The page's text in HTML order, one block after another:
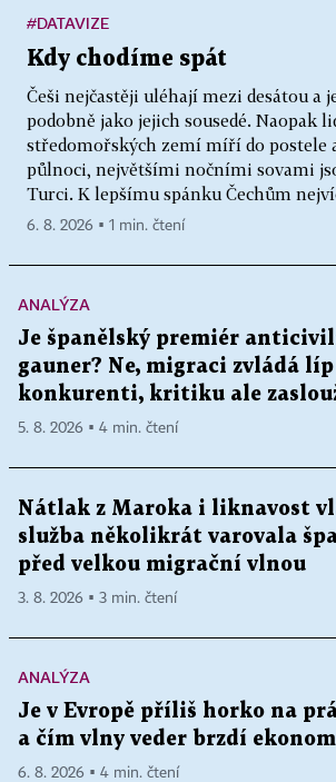
Kdy chodíme spát
Češi nejčastěji uléhají mezi desátou a
podobně jako jejich sousedé. Naopak
středomořských zemí míří do postele
půlnoci, největšími nočními sovami
Turci. K lepšímu spánku Čechům
#DATAVIZE
6. 8. 2026 ▪ 1 min. čtení
ANALÝZA
Je španělský premiér
gauner? Ne, migraci zvládá líp
konkurenti, kritiku ale
5. 8. 2026 ▪ 4 min. čtení
Nátlak z Maroka i liknavost
služba několikrát varovala
před velkou migrační vlnou
3. 8. 2026 ▪ 3 min. čtení
ANALÝZA
Je v Evropě příliš horko na
a čím vlny veder brzdí
6. 8. 2026 ▪ 4 min. čtení